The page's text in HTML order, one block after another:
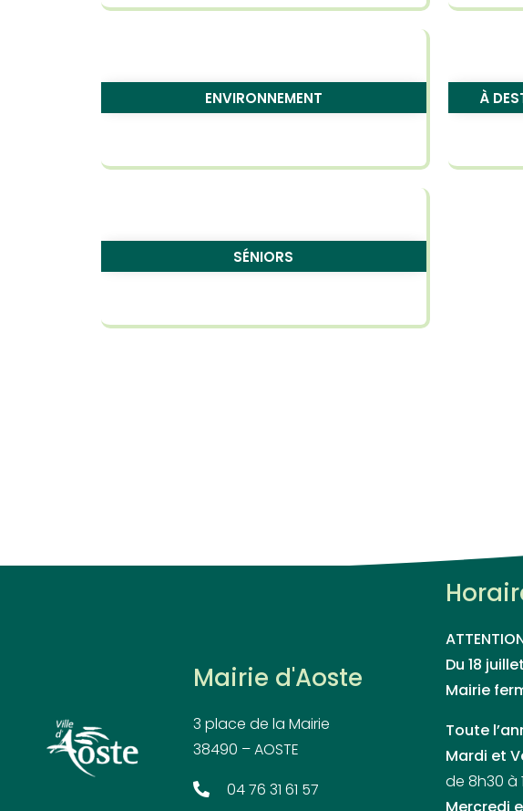
ENVIRONNEMENT À
SÉNIORS
Mairie d'Aoste
3 place de la Mairie
38490 – AOSTE
04 76 31 61 57
Du 18
Mairie
Toute
Mardi et
de 8h30 à